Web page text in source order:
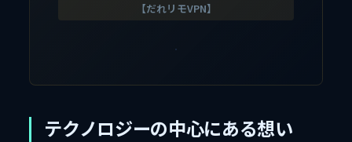
【だれリモVPN】
テクノロジーの中心にある想い